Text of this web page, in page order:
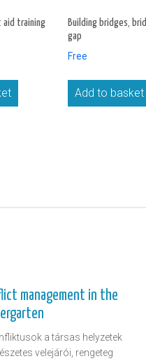
aid training
Building bridges,
gap
Free
Add to basket
management in the
a társas helyzetek
velejárói, rengeteg